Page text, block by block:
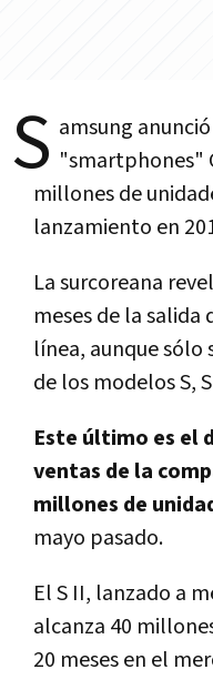
S amsung
"smartphones"
millones de
lanzamiento en
La surcoreana
meses de la
línea, aunque sólo
de los modelos S,
Este último es el
ventas de la
millones de
mayo pasado.
El S II, lanzado a
alcanza 40
20 meses en el